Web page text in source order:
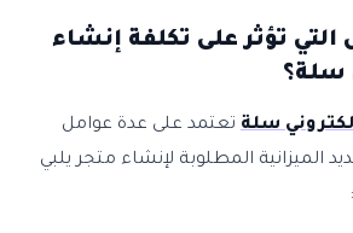
التي تؤثر على تكلفة إنشاء
سلة؟
سلة تعتمد على عدة عوامل
الميزانية المطلوبة لإنشاء متجر يلبي